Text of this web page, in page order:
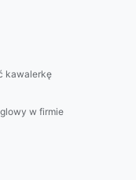
kawalerkę
w firmie